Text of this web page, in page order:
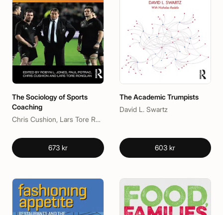
The Sociology of Sports
Coaching
Chris Cushion, Lars Tore Ronglan, Paul Potrac, Robyn L. Jones
673 kr
The Academic Trumpists
David L. Swartz
603 kr